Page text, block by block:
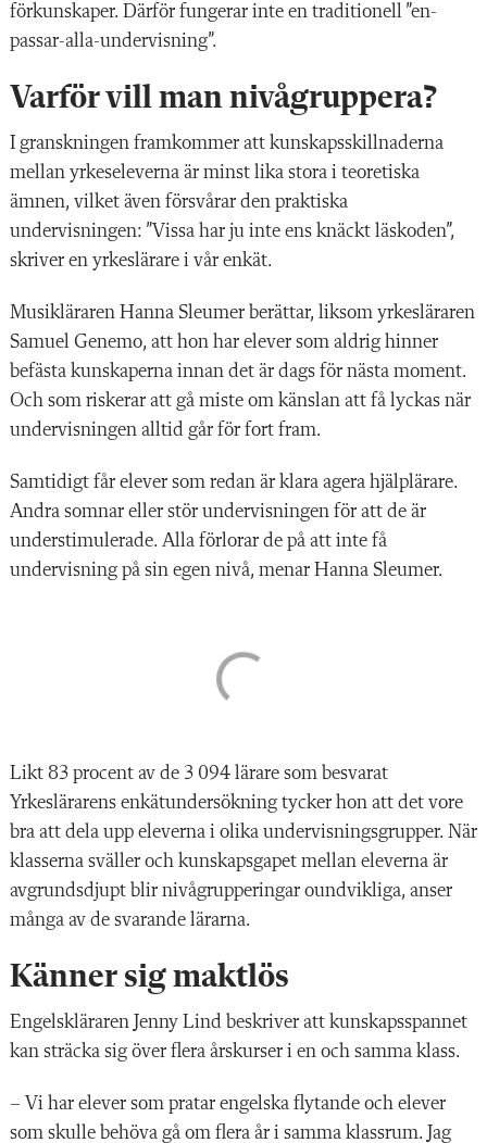
förkunskaper. Därför fungerar inte en traditionell ”en-
passar-alla-undervisning”.
Varför vill man nivågruppera?
I granskningen framkommer att kunskapsskillnaderna
mellan yrkeseleverna är minst lika stora i teoretiska
ämnen, vilket även försvårar den praktiska
undervisningen: ”Vissa har ju inte ens knäckt läskoden”,
skriver en yrkeslärare i vår enkät.
Musikläraren Hanna Sleumer berättar, liksom yrkesläraren
Samuel Genemo, att hon har elever som aldrig hinner
befästa kunskaperna innan det är dags för nästa moment.
Och som riskerar att gå miste om känslan att få lyckas när
undervisningen alltid går för fort fram.
Samtidigt får elever som redan är klara agera hjälplärare.
Andra somnar eller stör undervisningen för att de är
understimulerade. Alla förlorar de på att inte få
undervisning på sin egen nivå, menar Hanna Sleumer.
Likt 83 procent av de 3 094 lärare som besvarat
Yrkeslärarens enkätundersökning tycker hon att det vore
bra att dela upp eleverna i olika undervisningsgrupper. När
klasserna sväller och kunskapsgapet mellan eleverna är
avgrundsdjupt blir nivågrupperingar oundvikliga, anser
många av de svarande lärarna.
Känner sig maktlös
Engelskläraren Jenny Lind beskriver att kunskapsspannet
kan sträcka sig över flera årskurser i en och samma klass.
– Vi har elever som pratar engelska flytande och elever
som skulle behöva gå om flera år i samma klassrum. Jag